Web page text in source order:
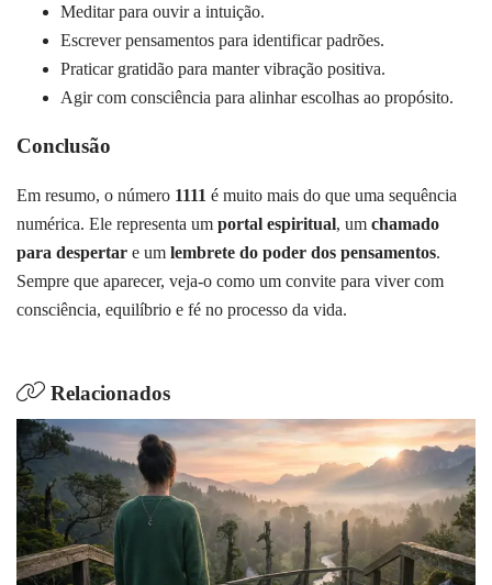
Meditar para ouvir a intuição.
Escrever pensamentos para identificar padrões.
Praticar gratidão para manter vibração positiva.
Agir com consciência para alinhar escolhas ao propósito.
Conclusão
Em resumo, o número 1111 é muito mais do que uma sequência
numérica. Ele representa um portal espiritual, um chamado
para despertar e um lembrete do poder dos pensamentos.
Sempre que aparecer, veja-o como um convite para viver com
consciência, equilíbrio e fé no processo da vida.
Relacionados